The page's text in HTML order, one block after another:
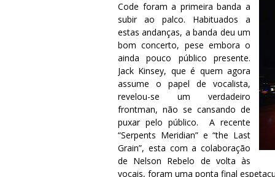
Code foram a primeira banda a
subir ao palco. Habituados a
estas andanças, a banda deu um
bom concerto, pese embora o
ainda pouco público presente.
Jack Kinsey, que é quem agora
assume o papel de vocalista,
revelou-se um verdadeiro
frontman, não se cansando de
puxar pelo público. A recente
“Serpents Meridian” e “the Last
Grain”, esta com a colaboração
de Nelson Rebelo de volta às
vocais, foram uma ponta final